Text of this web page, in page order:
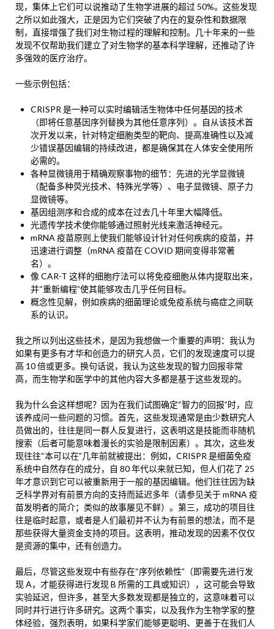
现，集体上它们可以说推动了生物学进展的超过 50%。这些发现
之所以如此强大，正是因为它们突破了内在的复杂性和数据限
制，直接增强了我们对生物过程的理解和控制。几十年来的一些
发现不仅帮助我们建立了对生物学的基本科学理解，还推动了许
多强效的医疗治疗。
一些示例包括：
CRISPR 是一种可以实时编辑活生物体中任何基因的技术
（即将任意基因序列替换为其他任意序列）。自从该技术首
次开发以来，针对特定细胞类型的靶向、提高准确性以及减
少错误基因编辑的持续改进，都是确保其在人体安全使用所
必需的。
各种显微镜用于精确观察事物的细节：先进的光学显微镜
（配备多种荧光技术、特殊光学等）、电子显微镜、原子力
显微镜等。
基因组测序和合成的成本在过去几十年里大幅降低。
光遗传学技术使你能够通过照射光线来激活神经元。
mRNA 疫苗原则上使我们能够设计针对任何疾病的疫苗，并
迅速进行调整（mRNA 疫苗在 COVID 期间变得非常著
名）。
像 CAR-T 这样的细胞疗法可以将免疫细胞从体内提取出来，
并“重新编程”使其能够攻击几乎任何目标。
概念性见解，例如疾病的细菌理论或免疫系统与癌症之间联
系的认识。
我之所以列出这些技术，是因为我想做一个重要的声明：我认为
如果有更多有才华和创造力的研究人员，它们的发现速度可以提
高 10 倍或更多。换句话说，我认为这些发现的智力回报非常
高，而生物学和医学中的其他内容大多都是基于这些发现的。
我为什么会这样想呢？因为在我们试图确定“智力的回报”时，应
该养成问一些问题的习惯。首先，这些发现通常是由少数研究人
员做出的，往往是同一群人反复进行，这表明这是技能而非随机
搜索（后者可能意味着漫长的实验是限制因素）。其次，这些发
现往往“本可以在”几年前就被提出：例如，CRISPR 是细菌免疫
系统中自然存在的成分，自 80 年代以来就已知，但人们花了 25
年才意识到它可以被重新用于一般的基因编辑。他们往往因为缺
乏科学界对有前景方向的支持而延迟多年（请参见关于 mRNA 疫
苗发明者的简介；类似的故事屡见不鲜）。第三，成功的项目往
往是临时起意，或者是人们最初并不认为有前景的想法，而不是
那些获得大量资金支持的项目。这表明，推动发现的因素不仅仅
是资源的集中，还有创造力。
最后，尽管这些发现中有些存在“序列依赖性”（即需要先进行发
现 A，才能获得进行发现 B 所需的工具或知识），这可能会导致
实验延迟，但许多，甚至大多数发现都是独立的，这意味着可以
同时并行进行许多研究。这两个事实，以及我作为生物学家的整
体经验，强烈表明，如果科学家们能够更聪明、更善于在我们人